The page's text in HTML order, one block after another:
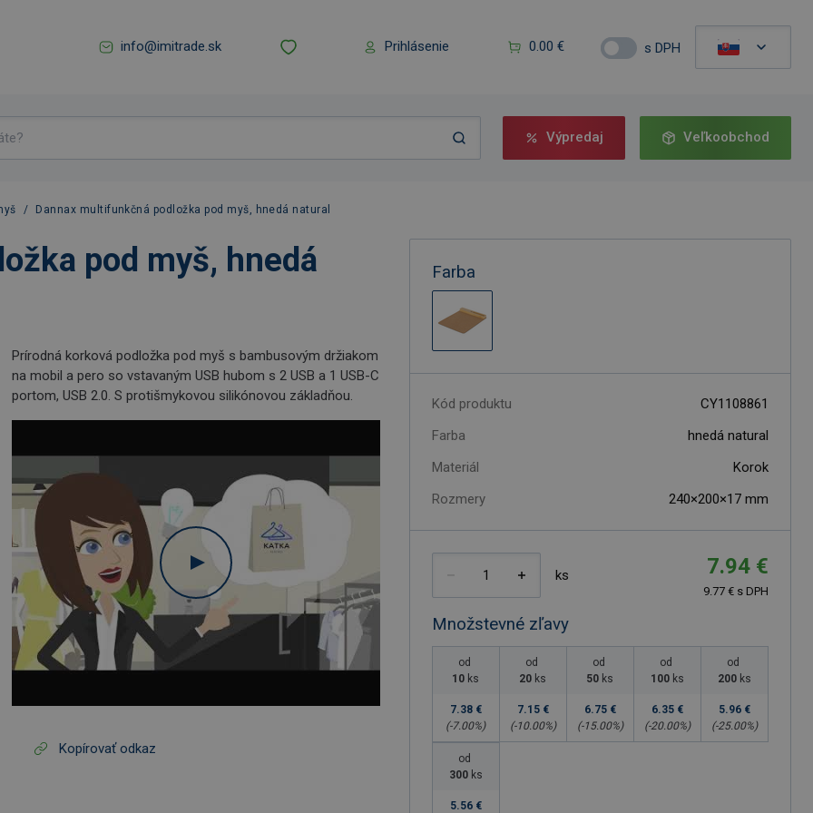
info@imitrade.sk Prihlásenie 0.00 € s DPH
Výpredaj Veľkoobchod
/ Dannax multifunkčná podložka pod myš, hnedá natural
pod myš, hnedá
Prírodná korková podložka pod myš s bambusovým držiakom
na mobil a pero so vstavaným USB hubom s 2 USB a 1 USB-C
portom, USB 2.0. S protišmykovou silikónovou základňou.
Kopírovať odkaz
Farba
Kód produktu
CY1108861
Farba
hnedá natural
Materiál
Korok
Rozmery
240×200×17 mm
ks 7.94 €
9.77 € s DPH
Množstevné zľavy
od
10 ks
7.38 €
(-7.00%)
od
20 ks
7.15 €
(-10.00%)
od
50 ks
6.75 €
(-15.00%)
od
100 ks
6.35 €
(-20.00%)
od
200 ks
5.96 €
(-25.00%)
od
300 ks
5.56 €